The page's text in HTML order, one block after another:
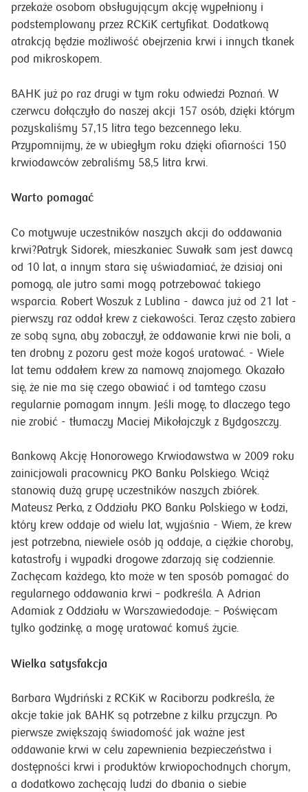
przekaże osobom obsługującym akcję wypełniony i
podstemplowany przez RCKiK certyfikat. Dodatkową
atrakcją będzie możliwość obejrzenia krwi i innych tkanek
pod mikroskopem.
BAHK już po raz drugi w tym roku odwiedzi Poznań. W
czerwcu dołączyło do naszej akcji 157 osób, dzięki którym
pozyskaliśmy 57,15 litra tego bezcennego leku.
Przypomnijmy, że w ubiegłym roku dzięki ofiarności 150
krwiodawców zebraliśmy 58,5 litra krwi.
Warto pomagać
Co motywuje uczestników naszych akcji do oddawania
krwi?Patryk Sidorek, mieszkaniec Suwałk sam jest dawcą
od 10 lat, a innym stara się uświadamiać, że dzisiaj oni
pomogą, ale jutro sami mogą potrzebować takiego
wsparcia. Robert Woszuk z Lublina - dawca już od 21 lat -
pierwszy raz oddał krew z ciekawości. Teraz często zabiera
ze sobą syna, aby zobaczył, że oddawanie krwi nie boli, a
ten drobny z pozoru gest może kogoś uratować. - Wiele
lat temu oddałem krew za namową znajomego. Okazało
się, że nie ma się czego obawiać i od tamtego czasu
regularnie pomagam innym. Jeśli mogę, to dlaczego tego
nie zrobić - tłumaczy Maciej Mikołajczyk z Bydgoszczy.
Bankową Akcję Honorowego Krwiodawstwa w 2009 roku
zainicjowali pracownicy PKO Banku Polskiego. Wciąż
stanowią dużą grupę uczestników naszych zbiórek.
Mateusz Perka, z Oddziału PKO Banku Polskiego w Łodzi,
który krew oddaje od wielu lat, wyjaśnia - Wiem, że krew
jest potrzebna, niewiele osób ją oddaje, a ciężkie choroby,
katastrofy i wypadki drogowe zdarzają się codziennie.
Zachęcam każdego, kto może w ten sposób pomagać do
regularnego oddawania krwi – podkreśla. A Adrian
Adamiak z Oddziału w Warszawiedodaje: – Poświęcam
tylko godzinkę, a mogę uratować komuś życie.
Wielka satysfakcja
Barbara Wydriński z RCKiK w Raciborzu podkreśla, że
akcje takie jak BAHK są potrzebne z kilku przyczyn. Po
pierwsze zwiększają świadomość jak ważne jest
oddawanie krwi w celu zapewnienia bezpieczeństwa i
dostępności krwi i produktów krwiopochodnych chorym,
a dodatkowo zachęcają ludzi do dbania o siebie